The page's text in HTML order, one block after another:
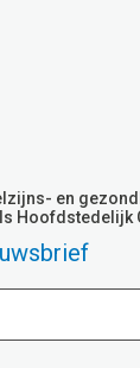
en
Hoofdstedelijk